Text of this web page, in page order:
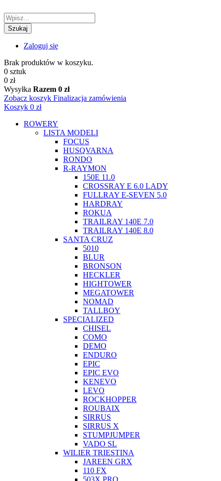
Szukaj
Zaloguj się
Brak produktów w koszyku.
0 sztuk
0 zł
Wysyłka Razem 0 zł
Zobacz koszyk Finalizacja zamówienia
Koszyk 0 zł
ROWERY
LISTA MODELI
FOCUS
HUSQVARNA
RONDO
R-RAYMON
150E 11.0
CROSSRAY E 6.0 LADY
FULLRAY E-SEVEN 5.0
HARDRAY
ROKUA
TRAILRAY 140E 7.0
TRAILRAY 140E 8.0
SANTA CRUZ
5010
BLUR
BRONSON
HECKLER
HIGHTOWER
MEGATOWER
NOMAD
TALLBOY
SPECIALIZED
CHISEL
COMO
DEMO
ENDURO
EPIC
EPIC EVO
KENEVO
LEVO
ROCKHOPPER
ROUBAIX
SIRRUS
SIRRUS X
STUMPJUMPER
VADO SL
WILIER TRIESTINA
JAREEN GRX
110 FX
503X PRO